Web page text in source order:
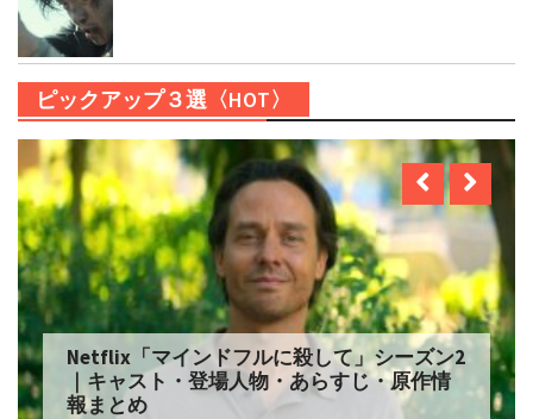
ピックアップ３選〈HOT〉
Netflix「マインドフルに殺して」シーズン2
｜キャスト・登場人物・あらすじ・原作情
報まとめ